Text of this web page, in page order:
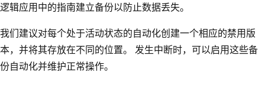
逻辑应用中的指南建立备份以防止数据丢失。
我们建议对每个处于活动状态的自动化创建一个相应的禁用版
本，并将其存放在不同的位置。 发生中断时，可以启用这些备
份自动化并维护正常操作。